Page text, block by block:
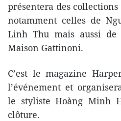
présentera des
notamment celles de
Linh Thu mais aussi
Maison Gattinoni.
C’est le magazine
l’événement et
le styliste Hoàng Minh
clôture.